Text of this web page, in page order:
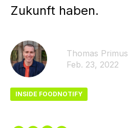
Zukunft haben.
Thomas Primus
Feb. 23, 2022
INSIDE FOODNOTIFY